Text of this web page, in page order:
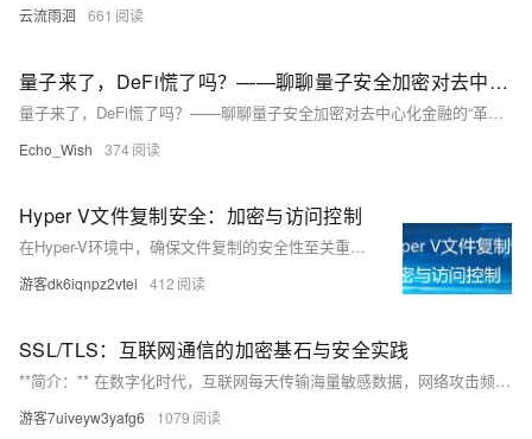
云流雨洄 661
量子来了，DeFi慌了吗？——聊聊量子安全加密对去中心化金融的“革命冲击”
量子来了，DeFi慌了吗？——聊聊量子安全加密对去中心化金融的“革命冲击”
Echo_Wish 374
Hyper V文件复制安全：加密与访问控制
在Hyper-V环境中，确保文件复制的安全性至关重要。主要措施包括：启用数据加密、使用HTTPS协议和磁盘加密技术（如BitLocker）保护数据传输和存储；通过身份验证、权限管理和审核日志控制访问；定期更新补丁、实施网络隔离及制定备份恢复策略。这些多层次的安全措施共同防止未经授权的访问和数据泄露，保障数据安全。
游客dk6iqnpz2vtei 412
SSL/TLS：互联网通信的加密基石与安全实践
**简介：** 在数字化时代，互联网每天传输海量敏感数据，网络攻击频发。SSL/TLS协议作为网络安全的基石，通过加密技术确保数据安全传输。本文解析SSL/TLS的技术架构、密码学原理、应用场景及常见误区，探讨其在未来的发展趋势，强调持续演进以应对新型威胁的重要性。 SSL/TLS不仅保障Web安全，还广泛应用于API、邮件、物联网等领域，并遵循合规标准如PCI DSS和GDPR。
游客7uiveyw3yafg6 1079